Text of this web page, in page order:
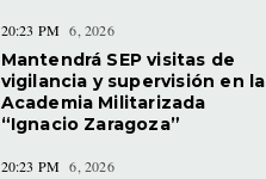
20:23 PM 6, 2026
Mantendrá SEP visitas de
vigilancia y supervisión en la
Academia Militarizada
“Ignacio Zaragoza”
20:23 PM 6, 2026